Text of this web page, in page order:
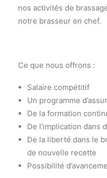
nos activités de
notre brasseur en chef.
Ce que nous offrons :
Salaire compétitif
Un programme
De la formation
De l’implication dans
De la liberté dans le
de nouvelle recette
Possibilité